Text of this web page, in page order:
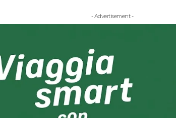
- Advertisement -